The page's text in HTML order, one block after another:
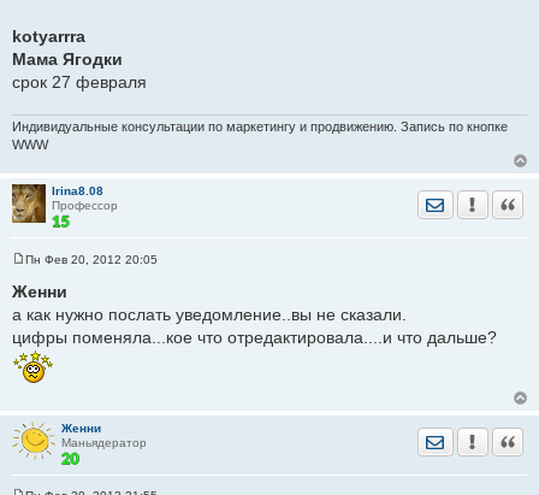
kotyarrra
Мама Ягодки
срок 27 февраля
Индивидуальные консультации по маркетингу и продвижению. Запись по кнопке
WWW
Irina8.08
Профессор
Отправить
о
о
б
е
н
и
е
Пн Фев 20, 2012 20:05
Женни
а как нужно послать уведомление..вы не сказали.
цифры поменяла...кое что отредактировала....и что дальше?
Женни
Маньядератор
Отправить